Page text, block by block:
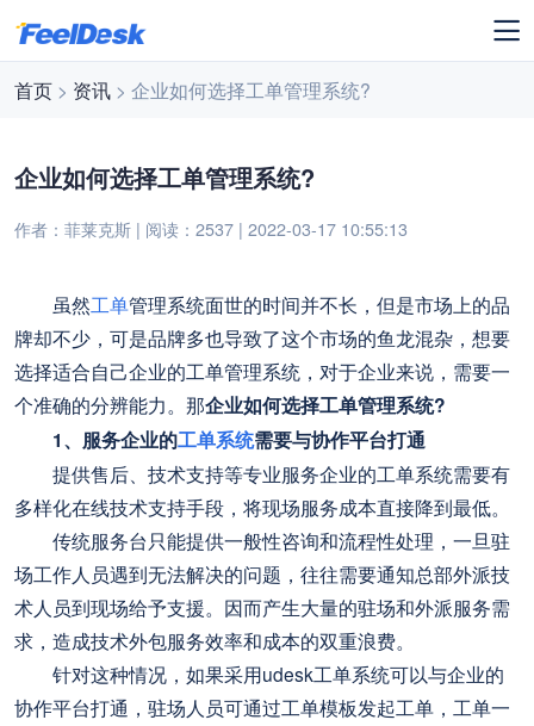
首页 > 资讯 > 企业如何选择工单管理系统?
企业如何选择工单管理系统?
作者：菲莱克斯 | 阅读：2537 | 2022-03-17 10:55:13
虽然工单管理系统面世的时间并不长，但是市场上的品
牌却不少，可是品牌多也导致了这个市场的鱼龙混杂，想要
选择适合自己企业的工单管理系统，对于企业来说，需要一
个准确的分辨能力。那企业如何选择工单管理系统?
1、服务企业的工单系统需要与协作平台打通
提供售后、技术支持等专业服务企业的工单系统需要有
多样化在线技术支持手段，将现场服务成本直接降到最低。
传统服务台只能提供一般性咨询和流程性处理，一旦驻
场工作人员遇到无法解决的问题，往往需要通知总部外派技
术人员到现场给予支援。因而产生大量的驻场和外派服务需
求，造成技术外包服务效率和成本的双重浪费。
针对这种情况，如果采用udesk工单系统可以与企业的
协作平台打通，驻场人员可通过工单模板发起工单，工单一